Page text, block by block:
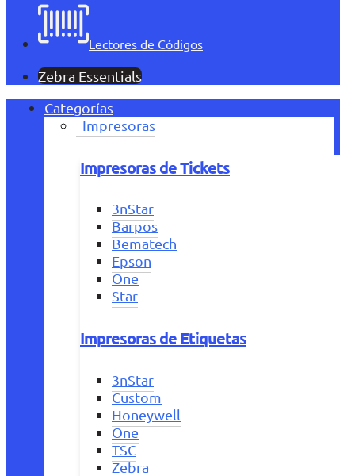
Lectores de Códigos
Zebra Essentials
Categorías
Impresoras
Impresoras de Tickets
3nStar
Barpos
Bematech
Epson
One
Star
Impresoras de Etiquetas
3nStar
Custom
Honeywell
One
TSC
Zebra